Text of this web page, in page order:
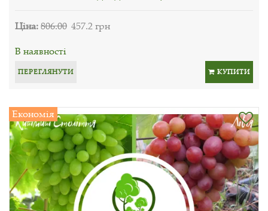
Ціна:806.00 457.2 грн
В наявності
ПЕРЕГЛЯНУТИ КУПИТИ
Економія